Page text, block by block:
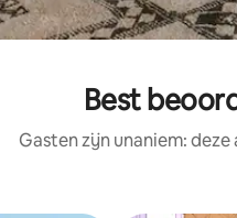
Best
Gasten zijn unaniem: